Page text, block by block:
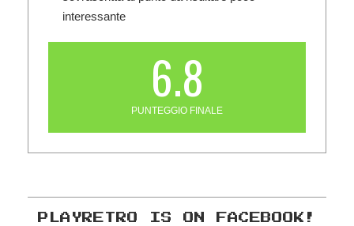
interessante
6.8
PUNTEGGIO FINALE
PLAYRETRO IS ON FACEBOOK!